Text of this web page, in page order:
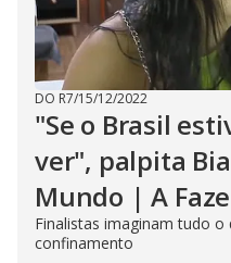
DO R7/15/12/2022
"Se o Brasil
ver", palpita
Mundo | A
Finalistas imaginam tudo
confinamento